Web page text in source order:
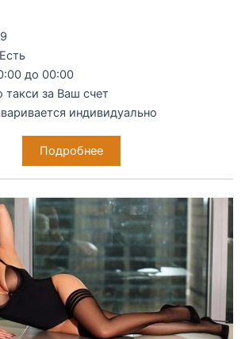
до 00:00
за Ваш счет
индивидуально
Подробнее